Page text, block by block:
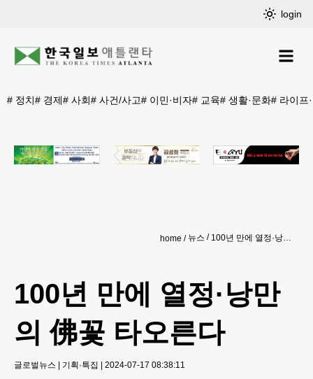
login
# 정치# 경제# 사회# 사건/사고# 이민·비자# 교육# 생활·문화# 라이프
home 뉴스 100년 만에 열정·낭만의 佛꽃 타오른다
100년 만에 열정·낭만
의 佛꽃 타오른다
글로벌뉴스 | 기획·특집 | 2024-07-17 08:38:11